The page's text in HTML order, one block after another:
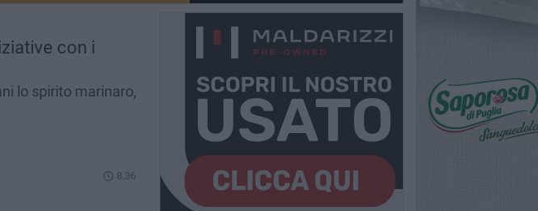
con i
lo spirito marinaro,
8.36